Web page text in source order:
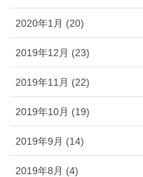
2020年1月 (20)
2019年12月 (23)
2019年11月 (22)
2019年10月 (19)
2019年9月 (14)
2019年8月 (4)